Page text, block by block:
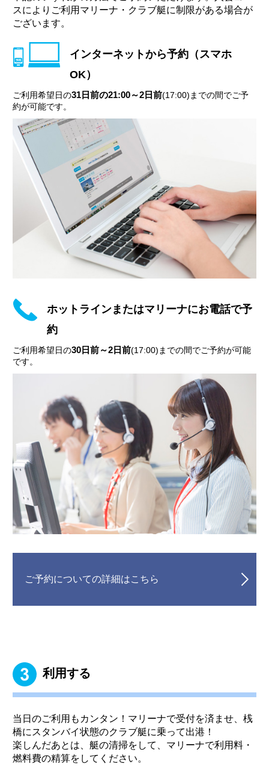
スによりご利用マリーナ・クラブ艇に制限がある場合が
ございます。
インターネットから予約（スマホ
OK）
ご利用希望日の31日前の21:00～2日前(17:00)までの間でご予
約が可能です。
ホットラインまたはマリーナにお電話で予
約
ご利用希望日の30日前～2日前(17:00)までの間でご予約が可能
です。
ご予約についての詳細はこちら
利用する
当日のご利用もカンタン！マリーナで受付を済ませ、桟
橋にスタンバイ状態のクラブ艇に乗って出港！
楽しんだあとは、艇の清掃をして、マリーナで利用料・
燃料費の精算をしてください。